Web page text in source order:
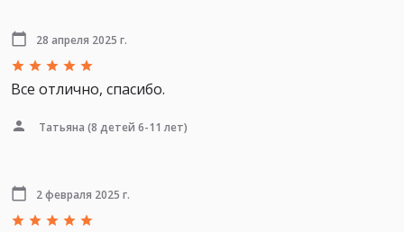
28 апреля 2025 г.
Все отлично, спасибо.
Татьяна (8 детей 6-11 лет)
2 февраля 2025 г.